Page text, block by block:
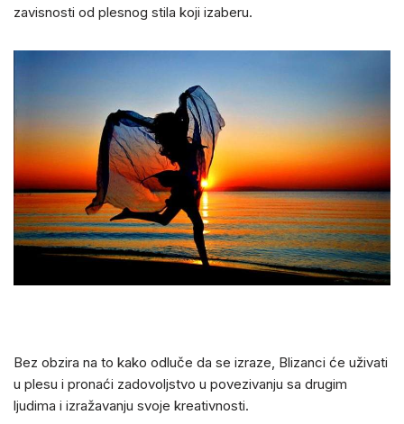
zavisnosti od plesnog stila koji izaberu.
Bez obzira na to kako odluče da se izraze, Blizanci će uživati
u plesu i pronaći zadovoljstvo u povezivanju sa drugim
ljudima i izražavanju svoje kreativnosti.